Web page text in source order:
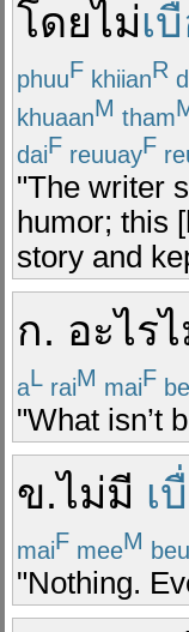
โดยไม่เ
phuuF khiianR
khuaanM tham
daiF reuuayF
"The writer
humor; this
story and
ก. อะไร
aL raiM maiF
"What isn’t
ข.ไม่มี เ
maiF meeM
"Nothing.